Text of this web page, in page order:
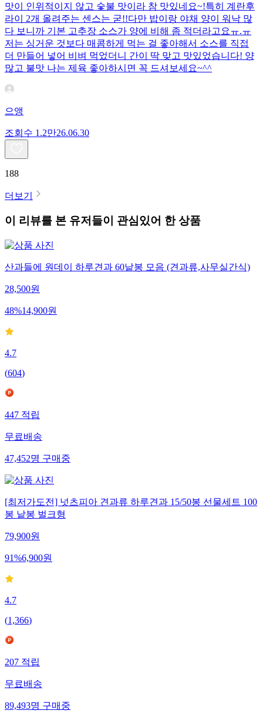
맛이 인위적이지 않고 숯불 맛이라 참 맛있네요~!특히 계란후
라이 2개 올려주는 센스는 굳!! ​다만 밥이랑 야채 양이 워낙 많
다 보니까 기본 고추장 소스가 양에 비해 좀 적더라고요ㅠ.ㅠ
저는 싱거운 것보다 매콤하게 먹는 걸 좋아해서 소스를 직접
더 만들어 넣어 비벼 먹었더니 간이 딱 맞고 맛있었습니다! 양
많고 불맛 나는 제육 좋아하시면 꼭 드셔보세요~^^
으앵
조회수 1.2만26.06.30
188
더보기
이 리뷰를 본 유저들이 관심있어 한 상품
산과들에 원데이 하루견과 60낱봉 모음 (견과류,사무실간식)
28,500원
48%14,900원
4.7
(604)
447 적립
무료배송
47,452명 구매중
[최저가도전] 넛츠피아 견과류 하루견과 15/50봉 선물세트 100
봉 낱봉 벌크형
79,900원
91%6,900원
4.7
(1,366)
207 적립
무료배송
89,493명 구매중